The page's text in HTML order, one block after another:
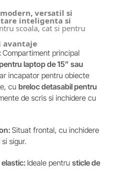
modern, versatil si
inteligenta si
scoala, cat si pentru
avantaje
Compartiment principal
laptop de 15” sau
incapator pentru obiecte
cu breloc detasabil pentru
de scris si inchidere cu
Situat frontal, cu inchidere
sigur.
elastic: Ideale pentru sticle de